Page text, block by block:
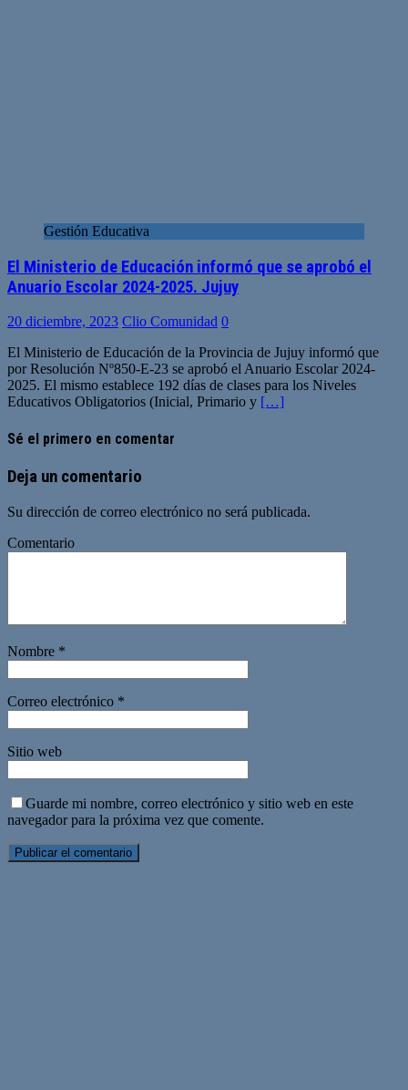
Gestión Educativa
El Ministerio de Educación informó que se aprobó el
Anuario Escolar 2024-2025. Jujuy
20 diciembre, 2023 Clio Comunidad 0
El Ministerio de Educación de la Provincia de Jujuy informó que
por Resolución Nº850-E-23 se aprobó el Anuario Escolar 2024-
2025. El mismo establece 192 días de clases para los Niveles
Educativos Obligatorios (Inicial, Primario y […]
Sé el primero en comentar
Deja un comentario
Su dirección de correo electrónico no será publicada.
Comentario
Nombre *
Correo electrónico *
Sitio web
Guarde mi nombre, correo electrónico y sitio web en este
navegador para la próxima vez que comente.